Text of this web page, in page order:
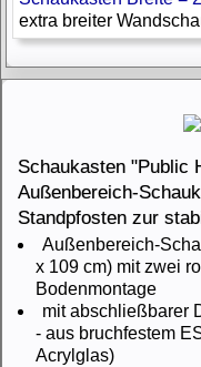
Schaukasten "Public
Außenbereich-
Standpfosten zur
Außenbereich-
x 109 cm) mit zwei
Bodenmontage
mit abschließbarer
- aus bruchfestem
Acrylglas)
extra breiter